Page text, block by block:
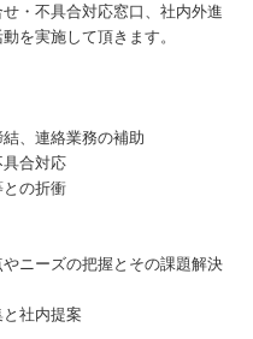
・不具合対応窓口、社内外進
を実施して頂きます。
、連絡業務の補助
具合対応
との折衝
ニーズの把握とその課題解決
社内提案